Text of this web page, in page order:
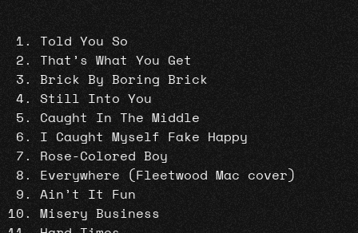
Told You So
That’s What You Get
Brick By Boring Brick
Still Into You
Caught In The Middle
I Caught Myself Fake Happy
Rose-Colored Boy
Everywhere (Fleetwood Mac cover)
Ain’t It Fun
Misery Business